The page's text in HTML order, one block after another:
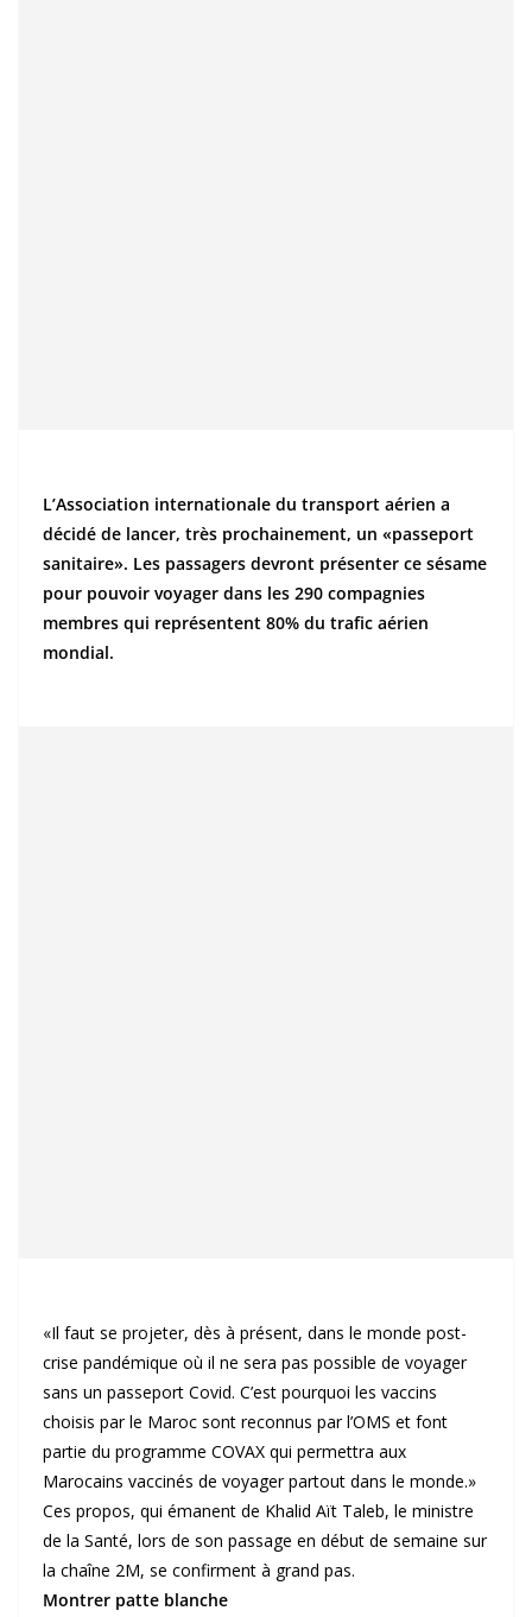
L’Association internationale du transport aérien a
décidé de lancer, très prochainement, un «passeport
sanitaire». Les passagers devront présenter ce sésame
pour pouvoir voyager dans les 290 compagnies
membres qui représentent 80% du trafic aérien
mondial.
«Il faut se projeter, dès à présent, dans le monde post-
crise pandémique où il ne sera pas possible de voyager
sans un passeport Covid. C’est pourquoi les vaccins
choisis par le Maroc sont reconnus par l’OMS et font
partie du programme COVAX qui permettra aux
Marocains vaccinés de voyager partout dans le monde.»
Ces propos, qui émanent de Khalid Aït Taleb, le ministre
de la Santé, lors de son passage en début de semaine sur
la chaîne 2M, se confirment à grand pas.
Montrer patte blanche